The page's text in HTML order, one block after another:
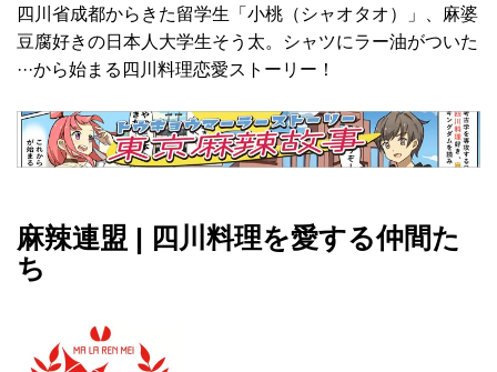
四川省成都からきた留学生「小桃（シャオタオ）」、麻婆
豆腐好きの日本人大学生そう太。シャツにラー油がついた
···から始まる四川料理恋愛ストーリー！
麻辣連盟 | 四川料理を愛する仲間た
ち